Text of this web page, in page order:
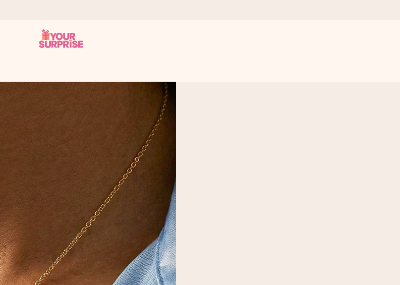
go dać dokładnie we właściwym momencie, kiedy ma to największe znaczenie
lub wiadomością, która naprawdę poruszy serce. Bez problemu, po prostu ogrom miłości na tę chwilę.